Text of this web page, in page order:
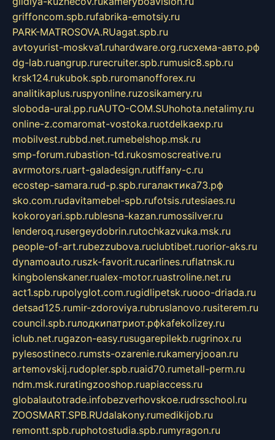
griffoncom.spb.rufabrika-emotsiy.ru
PARK-MATROSOVA.RUagat.spb.ru
avtoyurist-moskva1.ruhardware.org.ruсхема-авто.рф
dg-lab.ruangrup.rurecruiter.spb.rumusic8.spb.ru
krsk124.rukubok.spb.ruromanofforex.ru
analitikaplus.ruspyonline.ruzosikamery.ru
sloboda-ural.pp.ruAUTO-COM.SUhohota.netalimy.ru
online-z.comaromat-vostoka.ruotdelkaexp.ru
mobilvest.rubbd.net.rumebelshop.msk.ru
smp-forum.rubastion-td.rukosmoscreative.ru
avrmotors.ruart-galadesign.rutiffany-c.ru
ecostep-samara.rud-p.spb.ruгалактика73.рф
sko.com.rudavitamebel-spb.rufotsis.rutesiaes.ru
kokoroyari.spb.rublesna-kazan.rumossilver.ru
lenderoq.rusergeydobrin.rutochkazvuka.msk.ru
people-of-art.rubezzubova.ruclubtibet.ruorior-aks.ru
dynamoauto.ruszk-favorit.rucarlines.ruflatnsk.ru
kingbolenskaner.rualex-motor.ruastroline.net.ru
act1.spb.rupolyglot.com.rugidlipetsk.ruooo-driada.ru
detsad125.rumir-zdoroviya.rubruslanovo.rusiterem.ru
council.spb.ruлодкипатриот.рфkafekolizey.ru
iclub.net.rugazon-easy.rusugarepilekb.rugrinox.ru
pylesostineco.rumsts-ozarenie.rukameryjooan.ru
artemovskij.rudopler.spb.ruaid70.rumetall-perm.ru
ndm.msk.ruratingzooshop.ruapiaccess.ru
globalautotrade.infobezverhovskoe.rudrsschool.ru
ZOOSMART.SPB.RUdalakony.rumedikijob.ru
remontt.spb.ruphotostudia.spb.rumyragon.ru